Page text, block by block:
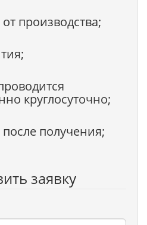
производства;
круглосуточно;
получения;
заявку